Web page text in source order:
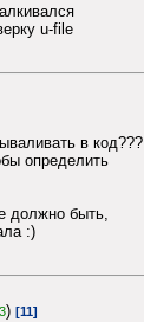
u-file
в код???
определить
должно быть,
:)
) [11]